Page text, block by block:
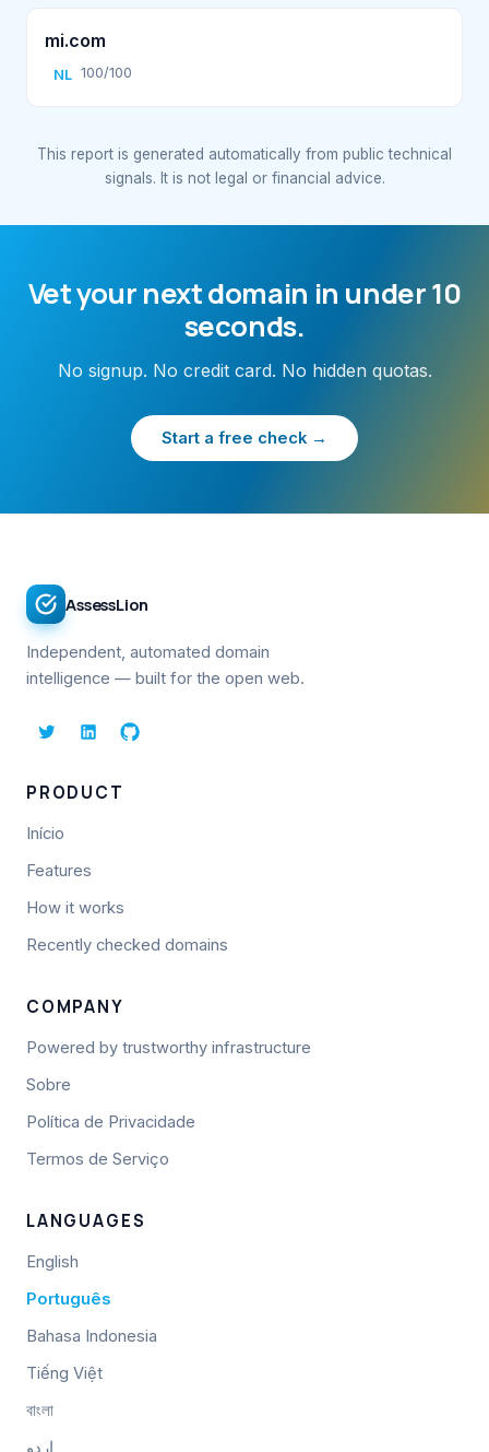
mi.com
NL 100/100
This report is generated automatically from public technical
signals. It is not legal or financial advice.
Vet your next domain in under 10
seconds.
No signup. No credit card. No hidden quotas.
Start a free check →
AssessLion
Independent, automated domain
intelligence — built for the open web.
PRODUCT
Início
Features
How it works
Recently checked domains
COMPANY
Powered by trustworthy infrastructure
Sobre
Política de Privacidade
Termos de Serviço
LANGUAGES
English
Português
Bahasa Indonesia
Tiếng Việt
বাংলা
اردو